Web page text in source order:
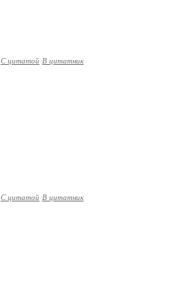
С цитатой В цитатник
С цитатой В цитатник